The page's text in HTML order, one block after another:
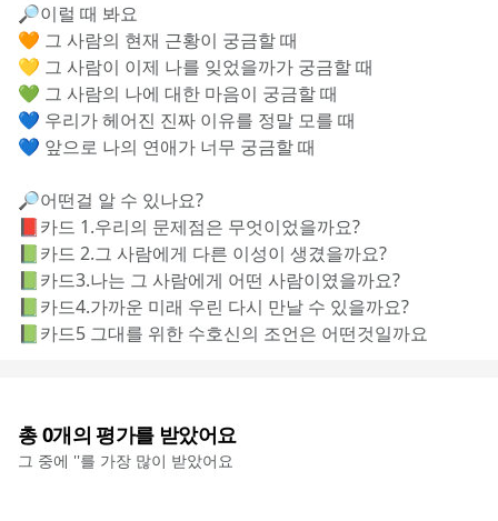
🔎이럴 때 봐요
🧡 그 사람의 현재 근황이 궁금할 때
💛 그 사람이 이제 나를 잊었을까가 궁금할 때
💚 그 사람의 나에 대한 마음이 궁금할 때
💙 우리가 헤어진 진짜 이유를 정말 모를 때
💙 앞으로 나의 연애가 너무 궁금할 때
🔎어떤걸 알 수 있나요?
📕카드 1.우리의 문제점은 무엇이었을까요?
📗카드 2.그 사람에게 다른 이성이 생겼을까요?
📗카드3.나는 그 사람에게 어떤 사람이였을까요?
📗카드4.가까운 미래 우린 다시 만날 수 있을까요?
📗카드5 그대를 위한 수호신의 조언은 어떤것일까요
총0개의 평가를 받았어요
그 중에 ''를 가장 많이 받았어요